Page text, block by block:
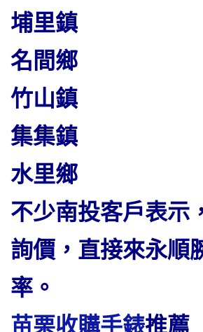
埔里鎮
名間鄉
竹山鎮
集集鎮
水里鄉
不少南投客戶表示
詢價，直接來永順
率。
苗栗收購手錶推薦